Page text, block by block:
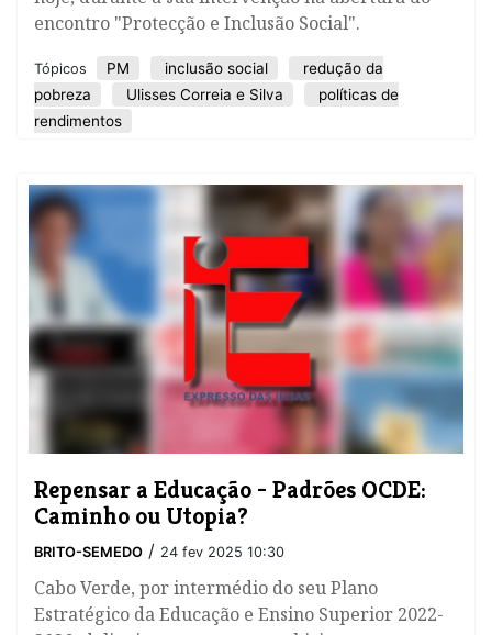
encontro "Protecção e Inclusão Social".
Tópicos PM inclusão social
redução da
pobreza
Ulisses Correia e Silva
políticas de
rendimentos
Repensar a Educação - Padrões OCDE:
Caminho ou Utopia?
BRITO-SEMEDO / 24 fev 2025 10:30
Cabo Verde, por intermédio do seu Plano
Estratégico da Educação e Ensino Superior 2022-